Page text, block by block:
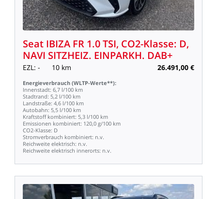
Seat IBIZA FR 1.0TSI, CO2-Klasse: D,
NAVI SITZHEIZ. EINPARKH. DAB+
EZL: - 10 km 26.491,00 €
Energieverbrauch (WLTP-Werte**):
Innenstadt: 6,7 l/100 km
Stadtrand: 5,2 l/100 km
Landstraße: 4,6 l/100 km
Autobahn: 5,5 l/100 km
Kraftstoff kombiniert: 5,3 l/100 km
Emissionen kombiniert: 120,0 g/100 km
CO2-Klasse: D
Stromverbrauch kombiniert: n.v.
Reichweite elektrisch: n.v.
Reichweite elektrisch innerorts: n.v.